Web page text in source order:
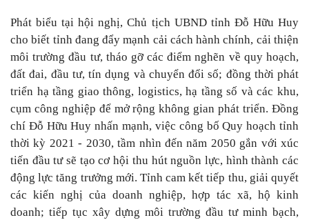
Phát biểu tại hội nghị, Chủ tịch UBND tỉnh Đỗ Hữu Huy
cho biết tỉnh đang đẩy mạnh cải cách hành chính, cải thiện
môi trường đầu tư, tháo gỡ các điểm nghẽn về quy hoạch,
đất đai, đầu tư, tín dụng và chuyển đổi số; đồng thời phát
triển hạ tầng giao thông, logistics, hạ tầng số và các khu,
cụm công nghiệp để mở rộng không gian phát triển. Đồng
chí Đỗ Hữu Huy nhấn mạnh, việc công bố Quy hoạch tỉnh
thời kỳ 2021 - 2030, tầm nhìn đến năm 2050 gắn với xúc
tiến đầu tư sẽ tạo cơ hội thu hút nguồn lực, hình thành các
động lực tăng trưởng mới. Tỉnh cam kết tiếp thu, giải quyết
các kiến nghị của doanh nghiệp, hợp tác xã, hộ kinh
doanh; tiếp tục xây dựng môi trường đầu tư minh bạch,